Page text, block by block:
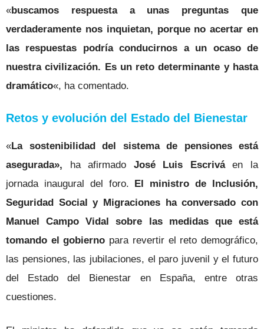
«buscamos respuesta a unas preguntas que
verdaderamente nos inquietan, porque no acertar en
las respuestas podría conducirnos a un ocaso de
nuestra civilización. Es un reto determinante y hasta
dramático«, ha comentado.
Retos y evolución del Estado del Bienestar
«La sostenibilidad del sistema de pensiones está
asegurada», ha afirmado José Luis Escriváen la
jornada inaugural del foro. El ministro de Inclusión,
Seguridad Social y Migraciones ha conversado con
Manuel Campo Vidal sobre las medidas que está
tomando el gobierno para revertir el reto demográfico,
las pensiones, las jubilaciones, el paro juvenil y el futuro
del Estado del Bienestar en España, entre otras
cuestiones.